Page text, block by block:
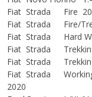
Fiat Strada Fire
Fiat Strada Fire/
Fiat Strada Hard
Fiat Strada
Fiat Strada
Fiat Strada
2020